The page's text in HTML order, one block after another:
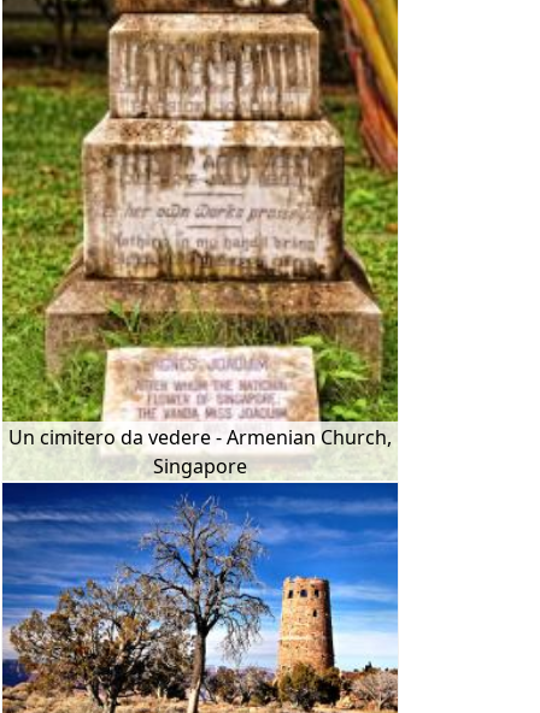
Un cimitero da vedere - Armenian Church,
Singapore